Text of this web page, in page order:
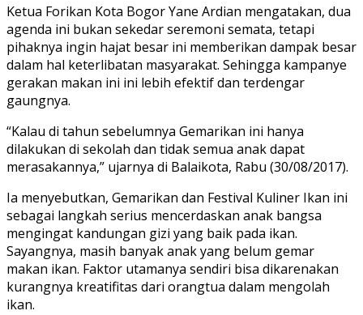
Ketua Forikan Kota Bogor Yane Ardian mengatakan, dua
agenda ini bukan sekedar seremoni semata, tetapi
pihaknya ingin hajat besar ini memberikan dampak besar
dalam hal keterlibatan masyarakat. Sehingga kampanye
gerakan makan ini ini lebih efektif dan terdengar
gaungnya.
“Kalau di tahun sebelumnya Gemarikan ini hanya
dilakukan di sekolah dan tidak semua anak dapat
merasakannya,” ujarnya di Balaikota, Rabu (30/08/2017).
Ia menyebutkan, Gemarikan dan Festival Kuliner Ikan ini
sebagai langkah serius mencerdaskan anak bangsa
mengingat kandungan gizi yang baik pada ikan.
Sayangnya, masih banyak anak yang belum gemar
makan ikan. Faktor utamanya sendiri bisa dikarenakan
kurangnya kreatifitas dari orangtua dalam mengolah
ikan.